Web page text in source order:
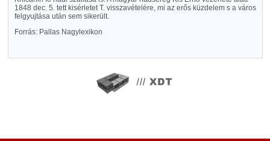
1848 dec. 5. tett kisérletet T. visszavételére, mi az erős küzdelem s a város
felgyujtása után sem sikerült.
Forrás: Pallas Nagylexikon